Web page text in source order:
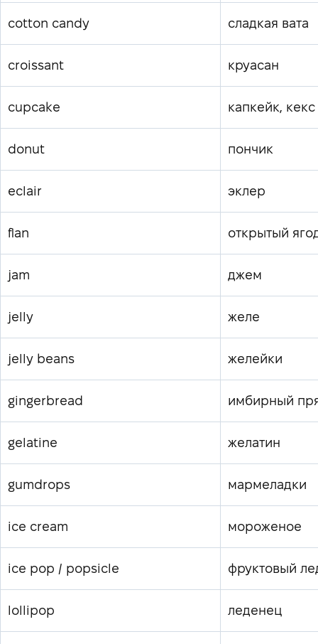
cotton candy сладкая вата
croissant круасан
cupcake капкейк, кекс
donut пончик
eclair эклер
flan открытый
jam джем
jelly желе
jelly beans желейки
gingerbread имбирный
gelatine желатин
gumdrops мармеладки
ice cream мороженое
ice pop / popsicle фруктовый
lollipop леденец